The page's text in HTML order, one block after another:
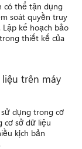
có thể tận dụng
soát quyền truy
Lập kế hoạch bảo
thiết kế của
trên máy
dụng trong cơ
cơ sở dữ liệu
kịch bản